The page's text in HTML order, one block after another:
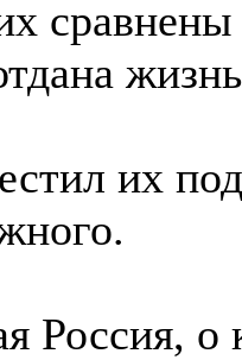
их
Россия, о